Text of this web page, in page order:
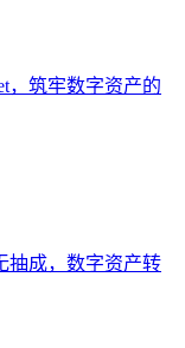
，筑牢数字资产的
抽成，数字资产转